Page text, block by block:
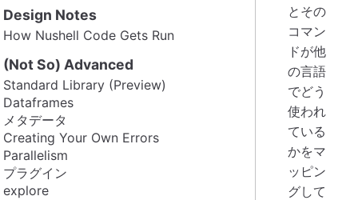
Design Notes
How Nushell Code Gets Run
(Not So) Advanced
Standard Library (Preview)
Dataframes
メタデータ
Creating Your Own Errors
Parallelism
プラグイン
explore
とその
コマン
ドが他
の言語
でどう
使われ
ている
かをマ
ッピン
グして